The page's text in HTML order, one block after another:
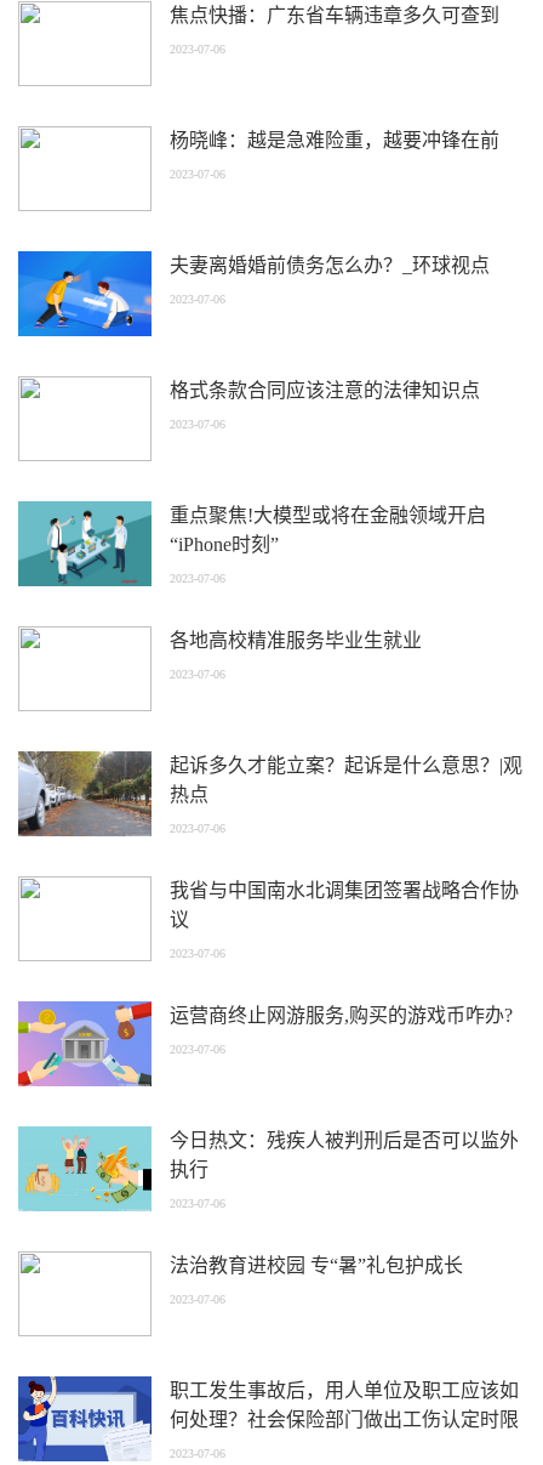
焦点快播：广东省车辆违章多久可查到
2023-07-06
杨晓峰：越是急难险重，越要冲锋在前
2023-07-06
夫妻离婚婚前债务怎么办？_环球视点
2023-07-06
格式条款合同应该注意的法律知识点
2023-07-06
重点聚焦!大模型或将在金融领域开启
“iPhone时刻”
2023-07-06
各地高校精准服务毕业生就业
2023-07-06
起诉多久才能立案？起诉是什么意思？|观
热点
2023-07-06
我省与中国南水北调集团签署战略合作协
议
2023-07-06
运营商终止网游服务,购买的游戏币咋办?
2023-07-06
今日热文：残疾人被判刑后是否可以监外
执行
2023-07-06
法治教育进校园 专“暑”礼包护成长
2023-07-06
职工发生事故后，用人单位及职工应该如
何处理？社会保险部门做出工伤认定时限
是多久？_环球播资讯
2023-07-06